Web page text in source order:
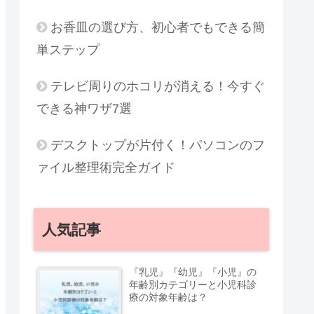
お香皿の選び方、初心者でもできる簡
単ステップ
テレビ周りのホコリが消える！今すぐ
できる神ワザ7選
デスクトップが片付く！パソコンのフ
ァイル整理術完全ガイド
人気記事
『乳児』『幼児』『小児』の
年齢別カテゴリーと小児科診
療の対象年齢は？